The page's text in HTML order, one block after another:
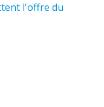
l'offre du